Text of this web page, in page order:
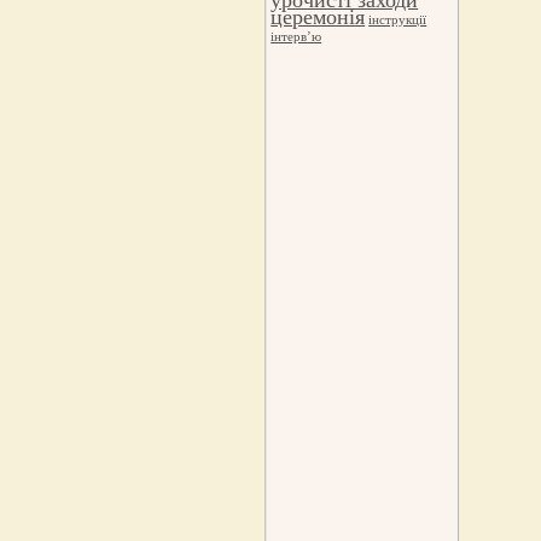
церемонія інструкції
інтерв’ю